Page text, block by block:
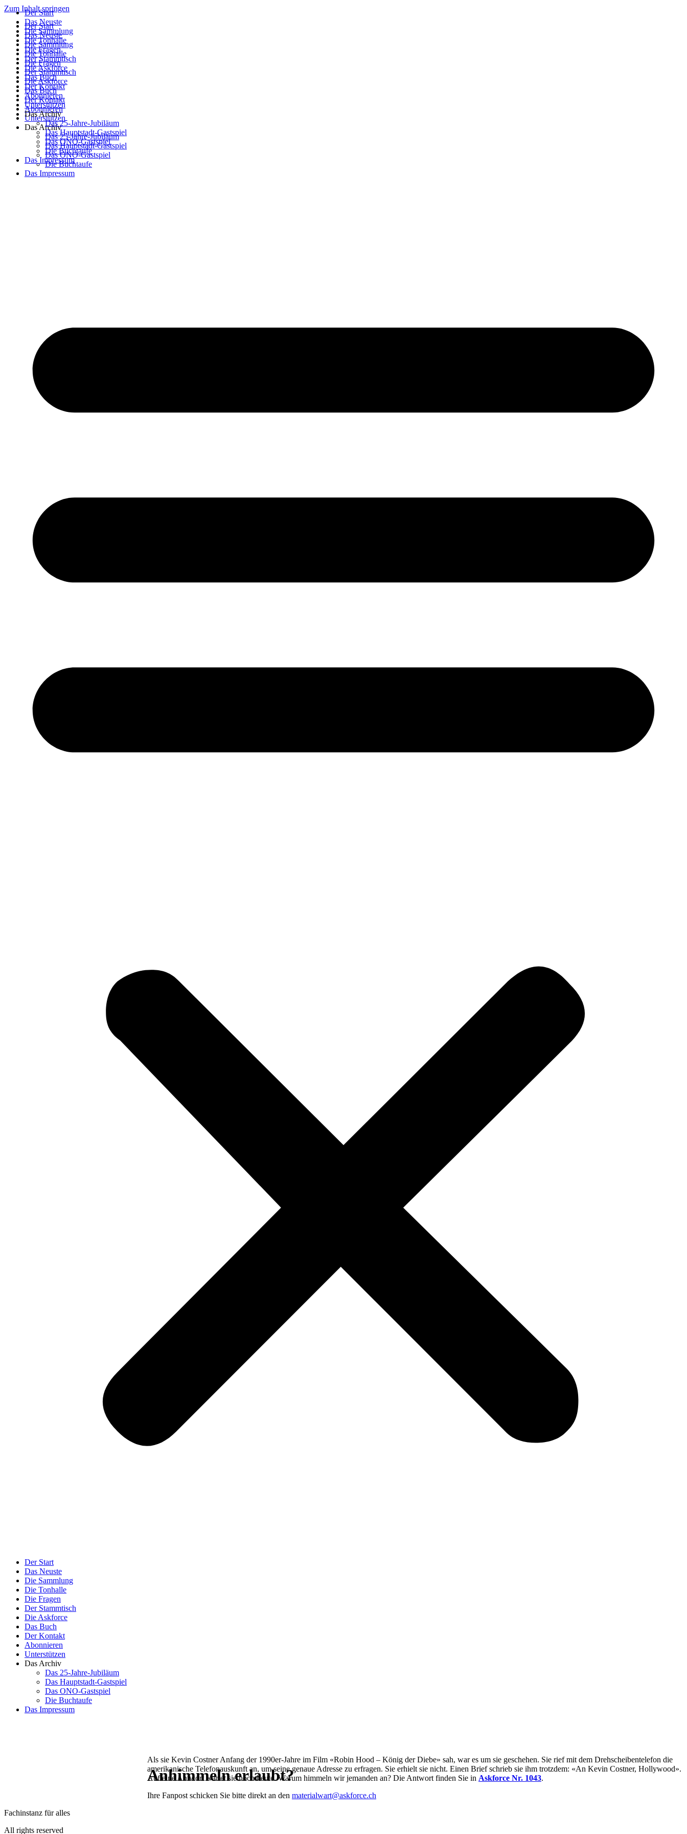
Zum Inhalt springen
Der Start
Das Neuste
Die Sammlung
Die Tonhalle
Die Fragen
Der Stammtisch
Die Askforce
Das Buch
Der Kontakt
Abonnieren
Unterstützen
Das Archiv
Das 25-Jahre-Jubiläum
Das Hauptstadt-Gastspiel
Das ONO-Gastspiel
Die Buchtaufe
Das Impressum
Der Start
Das Neuste
Die Sammlung
Die Tonhalle
Die Fragen
Der Stammtisch
Die Askforce
Das Buch
Der Kontakt
Abonnieren
Unterstützen
Das Archiv
Das 25-Jahre-Jubiläum
Das Hauptstadt-Gastspiel
Das ONO-Gastspiel
Die Buchtaufe
Das Impressum
Der Start
Das Neuste
Die Sammlung
Die Tonhalle
Die Fragen
Der Stammtisch
Die Askforce
Das Buch
Der Kontakt
Abonnieren
Unterstützen
Das Archiv
Das 25-Jahre-Jubiläum
Das Hauptstadt-Gastspiel
Das ONO-Gastspiel
Die Buchtaufe
Das Impressum
Anhimmeln erlaubt?
Als sie Kevin Costner Anfang der 1990er-Jahre im Film «Robin Hood – König der Diebe» sah, war es um sie geschehen. Sie rief mit dem Drehscheibentelefon die
amerikanische Telefonauskunft an, um seine genaue Adresse zu erfragen. Sie erhielt sie nicht. Einen Brief schrieb sie ihm trotzdem: «An Kevin Costner, Hollywood».
Auf eine Antwort wartet sie noch heute. Warum himmeln wir jemanden an? Die Antwort finden Sie in Askforce Nr. 1043.
Ihre Fanpost schicken Sie bitte direkt an den materialwart@askforce.ch
Fachinstanz für alles
All rights reserved